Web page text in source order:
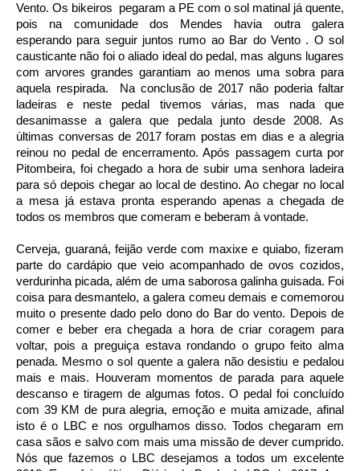
Vento. Os bikeiros pegaram a PE com o sol matinal já quente,
pois na comunidade dos Mendes havia outra galera
esperando para seguir juntos rumo ao Bar do Vento . O sol
causticante não foi o aliado ideal do pedal, mas alguns lugares
com arvores grandes garantiam ao menos uma sobra para
aquela respirada. Na conclusão de 2017 não poderia faltar
ladeiras e neste pedal tivemos várias, mas nada que
desanimasse a galera que pedala junto desde 2008. As
últimas conversas de 2017 foram postas em dias e a alegria
reinou no pedal de encerramento. Após passagem curta por
Pitombeira, foi chegado a hora de subir uma senhora ladeira
para só depois chegar ao local de destino. Ao chegar no local
a mesa já estava pronta esperando apenas a chegada de
todos os membros que comeram e beberam à vontade.
Cerveja, guaraná, feijão verde com maxixe e quiabo, fizeram
parte do cardápio que veio acompanhado de ovos cozidos,
verdurinha picada, além de uma saborosa galinha guisada. Foi
coisa para desmantelo, a galera comeu demais e comemorou
muito o presente dado pelo dono do Bar do vento. Depois de
comer e beber era chegada a hora de criar coragem para
voltar, pois a preguiça estava rondando o grupo feito alma
penada. Mesmo o sol quente a galera não desistiu e pedalou
mais e mais. Houveram momentos de parada para aquele
descanso e tiragem de algumas fotos. O pedal foi concluído
com 39 KM de pura alegria, emoção e muita amizade, afinal
isto é o LBC e nos orgulhamos disso. Todos chegaram em
casa sãos e salvo com mais uma missão de dever cumprido.
Nós que fazemos o LBC desejamos a todos um excelente